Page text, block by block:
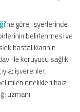
’ne göre, işyerlerinde
belirlenmesi ve
hastalıklarının
ile koruyucu sağlık
işverenler,
nitelikleri haiz
uzmanı